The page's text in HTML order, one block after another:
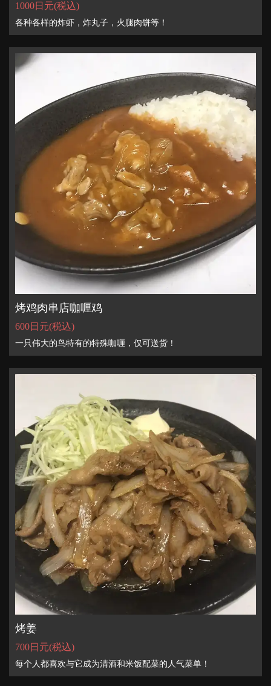
1000日元(税込)
各种各样的炸虾，炸丸子，火腿肉饼等！
烤鸡肉串店咖喱鸡
600日元(税込)
一只伟大的鸟特有的特殊咖喱，仅可送货！
烤姜
700日元(税込)
每个人都喜欢与它成为清酒和米饭配菜的人气菜单！